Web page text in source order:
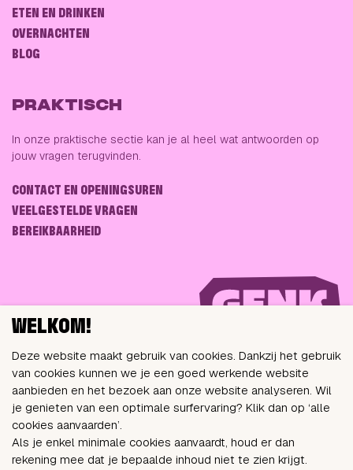
ETEN EN DRINKEN
OVERNACHTEN
BLOG
PRAKTISCH
In onze praktische sectie kan je al heel wat antwoorden op
jouw vragen terugvinden.
CONTACT EN OPENINGSUREN
VEELGESTELDE VRAGEN
BEREIKBAARHEID
VOLG ONS VIA
WELKOM!
Deze website maakt gebruik van cookies. Dankzij het gebruik
van cookies kunnen we je een goed werkende website
aanbieden en het bezoek aan onze website analyseren. Wil
je genieten van een optimale surfervaring? Klik dan op ‘alle
cookies aanvaarden’.
Als je enkel minimale cookies aanvaardt, houd er dan
rekening mee dat je bepaalde inhoud niet te zien krijgt.